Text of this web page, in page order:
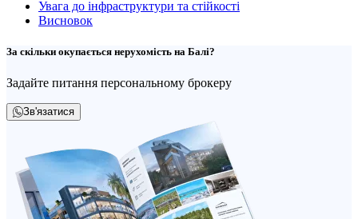
Увага до інфраструктури та стійкості
Висновок
За скільки окупається нерухомість на Балі?
Задайте питання персональному брокеру
Зв'язатися